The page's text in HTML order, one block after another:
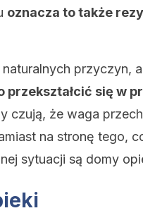
oznacza to także
przyczyn,
przekształcić się w
czują, że waga
na stronę tego,
sytuacji są domy